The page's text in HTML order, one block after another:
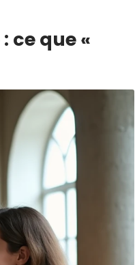
ce que «